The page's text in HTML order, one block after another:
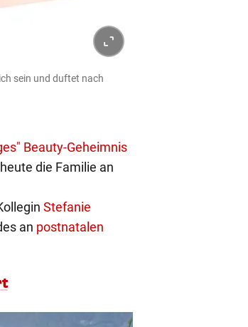
sein und duftet nach
Beauty-Geheimnis
die Familie an
Stefanie
an postnatalen